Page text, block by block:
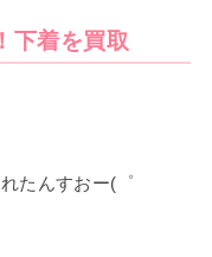
下着を買取
たんすおー(゜